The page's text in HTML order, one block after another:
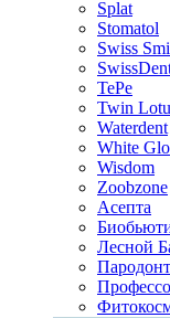
Splat
Stomatol
Swiss
TePe
Twin
Waterdent
White Glo
Wisdom
Zoobzone
Асепта
Лесной